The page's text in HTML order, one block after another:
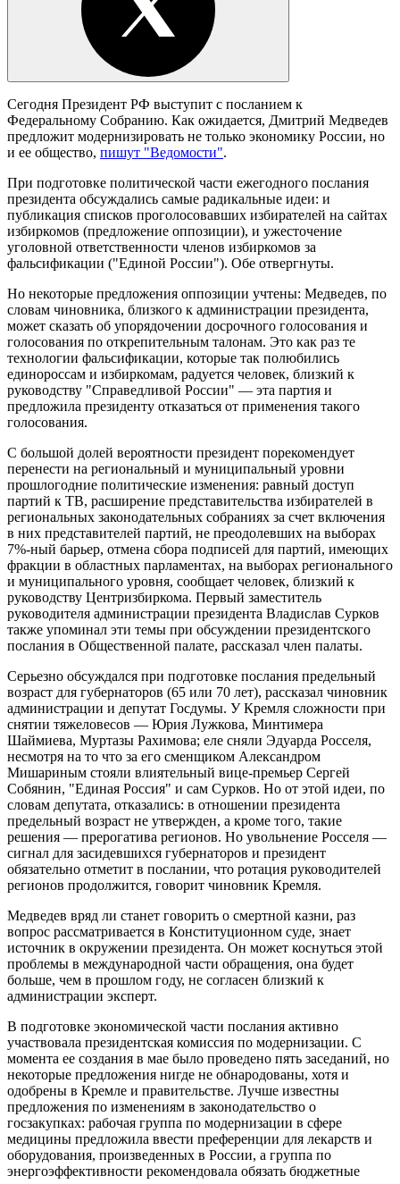
Сегодня Президент РФ выступит с посланием к
Федеральному Собранию. Как ожидается, Дмитрий Медведев
предложит модернизировать не только экономику России, но
и ее общество, пишут "Ведомости".
При подготовке политической части ежегодного послания
президента обсуждались самые радикальные идеи: и
публикация списков проголосовавших избирателей на сайтах
избиркомов (предложение оппозиции), и ужесточение
уголовной ответственности членов избиркомов за
фальсификации ("Единой России"). Обе отвергнуты.
Но некоторые предложения оппозиции учтены: Медведев, по
словам чиновника, близкого к администрации президента,
может сказать об упорядочении досрочного голосования и
голосования по открепительным талонам. Это как раз те
технологии фальсификации, которые так полюбились
единороссам и избиркомам, радуется человек, близкий к
руководству "Справедливой России" — эта партия и
предложила президенту отказаться от применения такого
голосования.
С большой долей вероятности президент порекомендует
перенести на региональный и муниципальный уровни
прошлогодние политические изменения: равный доступ
партий к ТВ, расширение представительства избирателей в
региональных законодательных собраниях за счет включения
в них представителей партий, не преодолевших на выборах
7%-ный барьер, отмена сбора подписей для партий, имеющих
фракции в областных парламентах, на выборах регионального
и муниципального уровня, сообщает человек, близкий к
руководству Центризбиркома. Первый заместитель
руководителя администрации президента Владислав Сурков
также упоминал эти темы при обсуждении президентского
послания в Общественной палате, рассказал член палаты.
Серьезно обсуждался при подготовке послания предельный
возраст для губернаторов (65 или 70 лет), рассказал чиновник
администрации и депутат Госдумы. У Кремля сложности при
снятии тяжеловесов — Юрия Лужкова, Минтимера
Шаймиева, Муртазы Рахимова; еле сняли Эдуарда Росселя,
несмотря на то что за его сменщиком Александром
Мишариным стояли влиятельный вице-премьер Сергей
Собянин, "Единая Россия" и сам Сурков. Но от этой идеи, по
словам депутата, отказались: в отношении президента
предельный возраст не утвержден, а кроме того, такие
решения — прерогатива регионов. Но увольнение Росселя —
сигнал для засидевшихся губернаторов и президент
обязательно отметит в послании, что ротация руководителей
регионов продолжится, говорит чиновник Кремля.
Медведев вряд ли станет говорить о смертной казни, раз
вопрос рассматривается в Конституционном суде, знает
источник в окружении президента. Он может коснуться этой
проблемы в международной части обращения, она будет
больше, чем в прошлом году, не согласен близкий к
администрации эксперт.
В подготовке экономической части послания активно
участвовала президентская комиссия по модернизации. С
момента ее создания в мае было проведено пять заседаний, но
некоторые предложения нигде не обнародованы, хотя и
одобрены в Кремле и правительстве. Лучше известны
предложения по изменениям в законодательство о
госзакупках: рабочая группа по модернизации в сфере
медицины предложила ввести преференции для лекарств и
оборудования, произведенных в России, а группа по
энергоэффективности рекомендовала обязать бюджетные